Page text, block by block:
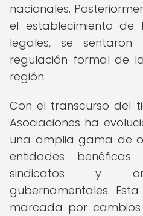
nacionales.
el establecimiento de
legales, se
regulación formal de
región.
Con el transcurso del
Asociaciones ha
una amplia gama de
entidades
sindicatos y
gubernamentales.
marcada por